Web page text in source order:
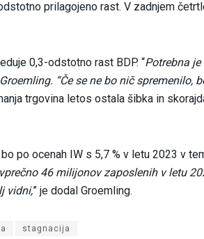
prilagojeno rast. V zadnjem
0,3-odstotno rast BDP. “Potrebna
“Če se ne bo nič spremenilo,
trgovina letos ostala šibka in
po ocenah IW s 5,7 % v letu 2023 v
46 milijonov zaposlenih v letu
vidni,” je dodal Groemling.
stagnacija